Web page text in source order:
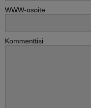
WWW-osoite
Kommenttisi